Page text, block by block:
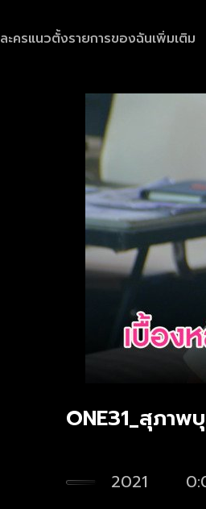
ละครแนวตั้งรายการของฉันเพิ่มเติม
ONE31_สุภา
2021